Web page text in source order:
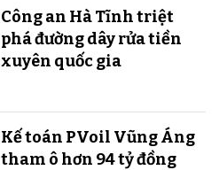
Công an Hà Tĩnh triệt
phá đường dây rửa tiền
xuyên quốc gia
Kế toán PVoil Vũng Áng
tham ô hơn 94 tỷ đồng